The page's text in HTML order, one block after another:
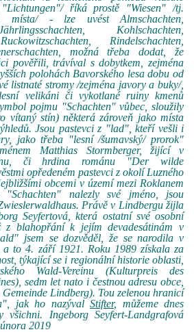
"Lichtungen"/ říká prostě "Wiesen" /tj.
místa/ - lze uvést Almschachten,
Kohlschachten,
Rindelschachten,
možná třeba dodat, že
pověřili, trávíval s dobytkem, zejména
polohách Bavorského lesa dobu od
listnaté stromy /zejména javory a buky/,
velikáni či vykotlané ruiny kmenů
pojmu "Schachten" vůbec, sloužily
vítaný stín) některá zároveň jako místa
Jsou pastevci z "lad", kteří vešli i
jako třeba "lesní /šumavský/ prorok"
Matthias Stormberger, žijící v
či hrdina románu "Der wilde
opředeném pastevci z okolí Luzného
obcemi v území mezi Roklanem
"Schachten" nalezly své jméno, jsou
Právě v Lindbergu žijla
Seyfertová, která ostatní své osobní
z blahopřání k jejím devadesátinám v
jsem se dozvěděl, že se narodila v
a to 4. září 1921. Roku 1989 získala za
týkající se i regionální historie oblasti,
Wald-Vereinu (Kulturpreis des
sedm let nato i čestnou adresu obce,
Lindberg). Tou zelenou hranicí
jak ho nazývalStifter, můžeme dnes
Ingeborg Seyfert-Landgrafová
2019